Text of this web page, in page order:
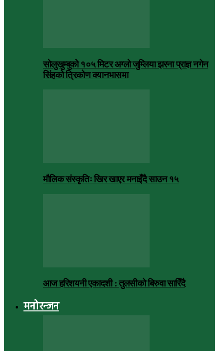
सोलुखुम्बुको १०५ मिटर अग्लो जुम्लिया झरना प्राज्ञ नगेन
सिंहको त्रिकोण क्यानभासमा
मौलिक संस्कृतिः खिर खाएर मनाइँदै साउन १५
आज हरिशयनी एकादशी : तुलसीको बिरुवा सारिँदै
मनोरन्जन